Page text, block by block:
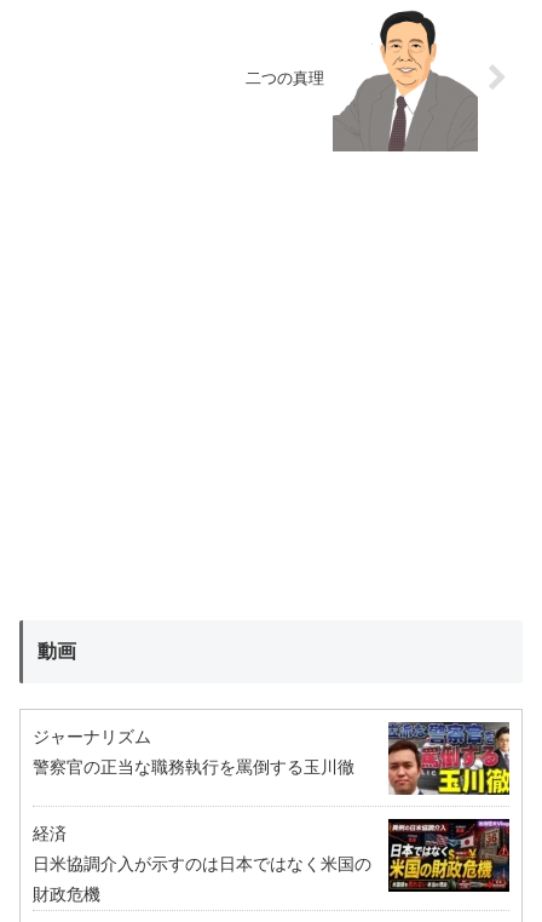
二つの真理
動画
ジャーナリズム
警察官の正当な職務執行を罵倒する玉川徹
経済
日米協調介入が示すのは日本ではなく米国の
財政危機